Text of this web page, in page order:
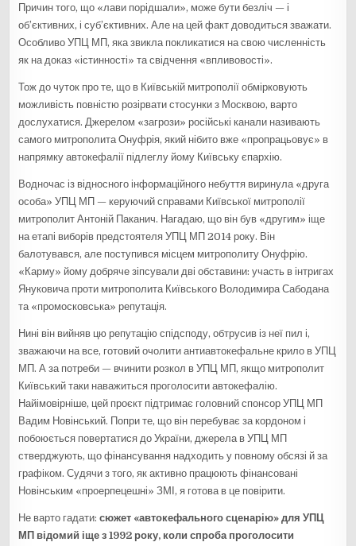
Причин того, що «лави порідшали», може бути безліч — і
об’єктивних, і суб’єктивних. Але на цей факт доводиться зважати.
Особливо УПЦ МП, яка звикла покликатися на свою численність
як на доказ «істинності» та свідчення «впливовості».
Тож до чуток про те, що в Київській митрополії обмірковують
можливість повністю розірвати стосунки з Москвою, варто
дослухатися. Джерелом «загрози» російські канали називають
самого митрополита Онуфрія, який нібито вже «пропрацьовує» в
напрямку автокефалії підлеглу йому Київську єпархію.
Водночас із відносного інформаційного небуття виринула «друга
особа» УПЦ МП — керуючий справами Київської митрополії
митрополит Антоній Паканич. Нагадаю, що він був «другим» іще
на етапі виборів предстоятеля УПЦ МП 2014 року. Він
балотувався, але поступився місцем митрополиту Онуфрію.
«Карму» йому добряче зіпсували дві обставини: участь в інтригах
Януковича проти митрополита Київського Володимира Сабодана
та «промосковська» репутація.
Нині він вийняв цю репутацію спідсподу, обтрусив із неї пил і,
зважаючи на все, готовий очолити антиавтокефальне крило в УПЦ
МП. А за потреби — вчинити розкол в УПЦ МП, якщо митрополит
Київський таки наважиться проголосити автокефалію.
Найімовірніше, цей проєкт підтримає головний спонсор УПЦ МП
Вадим Новінський. Попри те, що він перебуває за кордоном і
побоюється повертатися до України, джерела в УПЦ МП
стверджують, що фінансування надходить у повному обсязі й за
графіком. Судячи з того, як активно працюють фінансовані
Новінським «проерпецешні» ЗМІ, я готова в це повірити.
Не варто гадати:сюжет «автокефального сценарію» для УПЦ
МП відомий іще з 1992 року, коли спроба проголосити